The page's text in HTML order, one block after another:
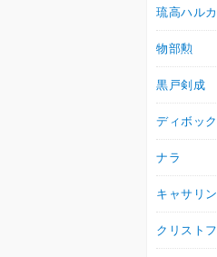
琉高ハルカ
物部勲
黒戸剣成
ディボック
ナラ
キャサリン
クリストフ